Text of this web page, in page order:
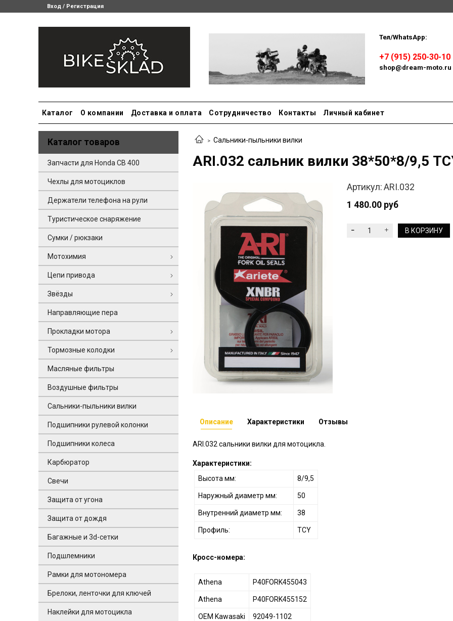
Вход / Регистрация
Тел/WhatsApp:
Пн-сб:
+7 (915) 250-30-10
shop@dream-moto.ru
Каталог О компании Доставка и оплата Сотрудничество Контакты Личный кабинет
Сальники-пыльники вилки
ARI.032 сальник вилки 38*50*8/9,5
Артикул: ARI.032
1 480.00 руб
В КОРЗИНУ
Описание
ARI.032 сальники вилки для мотоцикла.
Характеристики:
Высота мм:
8/9,5
Наружный диаметр мм: 50
Внутренний диаметр мм: 38
Профиль: TCY
Кросс-номера:
Athena P40FORK455043
Athena P40FORK455152
OEM Kawasaki 92049-1102
Характеристики Отзывы
Каталог товаров
Запчасти для Honda CB 400
Чехлы для мотоциклов
Держатели телефона на рули
Туристическое снаряжение
Сумки / рюкзаки
Мотохимия
Цепи привода
Звёзды
Направляющие пера
Прокладки мотора
Тормозные колодки
Масляные фильтры
Воздушные фильтры
Сальники-пыльники вилки
Подшипники рулевой колонки
Подшипники колеса
Карбюратор
Свечи
Защита от угона
Защита от дождя
Багажные и 3d-сетки
Подшлемники
Рамки для мотономера
Брелоки, ленточки для ключей
Наклейки для мотоцикла